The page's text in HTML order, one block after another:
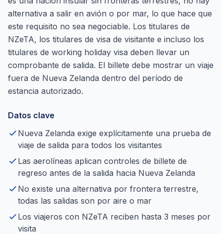
alternativa a salir en avión o por mar, lo que hace que
este requisito no sea negociable. Los titulares de
NZeTA, los titulares de visa de visitante e incluso los
titulares de working holiday visa deben llevar un
comprobante de salida. El billete debe mostrar un viaje
fuera de Nueva Zelanda dentro del período de
estancia autorizado.
Datos clave
Nueva Zelanda exige explícitamente una prueba de
viaje de salida para todos los visitantes
Las aerolíneas aplican controles de billete de
regreso antes de la salida hacia Nueva Zelanda
No existe una alternativa por frontera terrestre,
todas las salidas son por aire o mar
Los viajeros con NZeTA reciben hasta 3 meses por
visita